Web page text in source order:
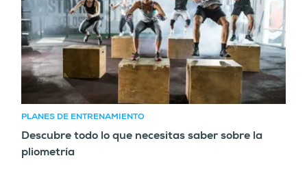
PLANES DE ENTRENAMIENTO
Descubre todo lo que necesitas saber sobre la
pliometría